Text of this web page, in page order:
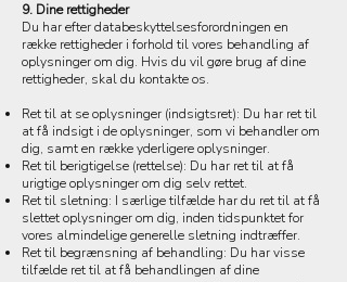
9. Dine rettigheder
Du har efter databeskyttelsesforordningen en
række rettigheder i forhold til vores behandling af
oplysninger om dig. Hvis du vil gøre brug af dine
rettigheder, skal du kontakte os.
Ret til at se oplysninger (indsigtsret): Du har ret til
at få indsigt i de oplysninger, som vi behandler om
dig, samt en række yderligere oplysninger.
Ret til berigtigelse (rettelse): Du har ret til at få
urigtige oplysninger om dig selv rettet.
Ret til sletning: I særlige tilfælde har du ret til at få
slettet oplysninger om dig, inden tidspunktet for
vores almindelige generelle sletning indtræffer.
Ret til begrænsning af behandling: Du har visse
tilfælde ret til at få behandlingen af dine